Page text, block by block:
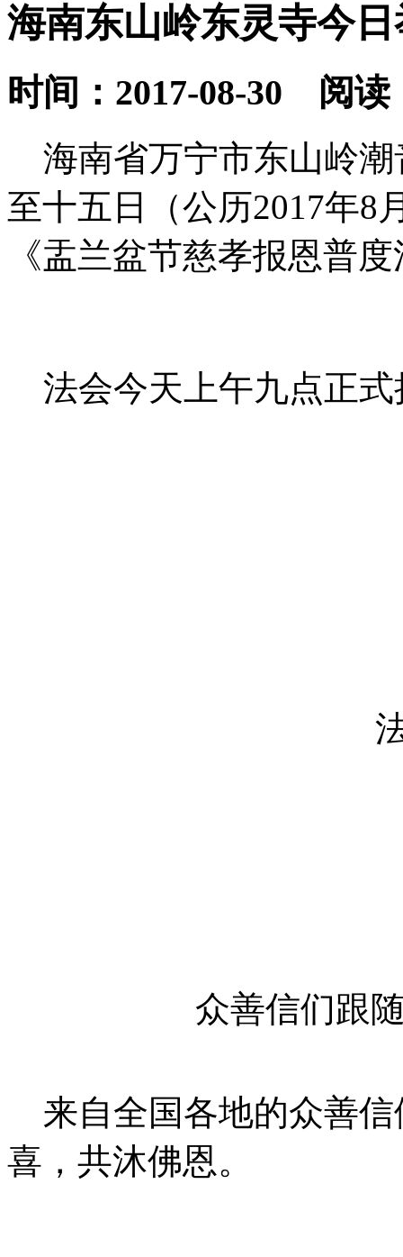
海南东山岭东灵寺今
时间：2017-08-30 阅读
海南省万宁市东山岭潮
至十五日（公历2017年8
《盂兰盆节慈孝报恩普
法会今天上午九点正式
众善信们跟
来自全国各地的众善信
喜，共沐佛恩。